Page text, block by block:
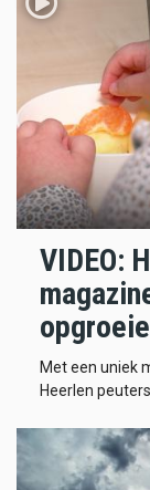
VIDEO:
Met een uniek
Heerlen